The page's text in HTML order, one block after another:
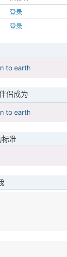
登录
登录
to earth
侣成为
to earth
准